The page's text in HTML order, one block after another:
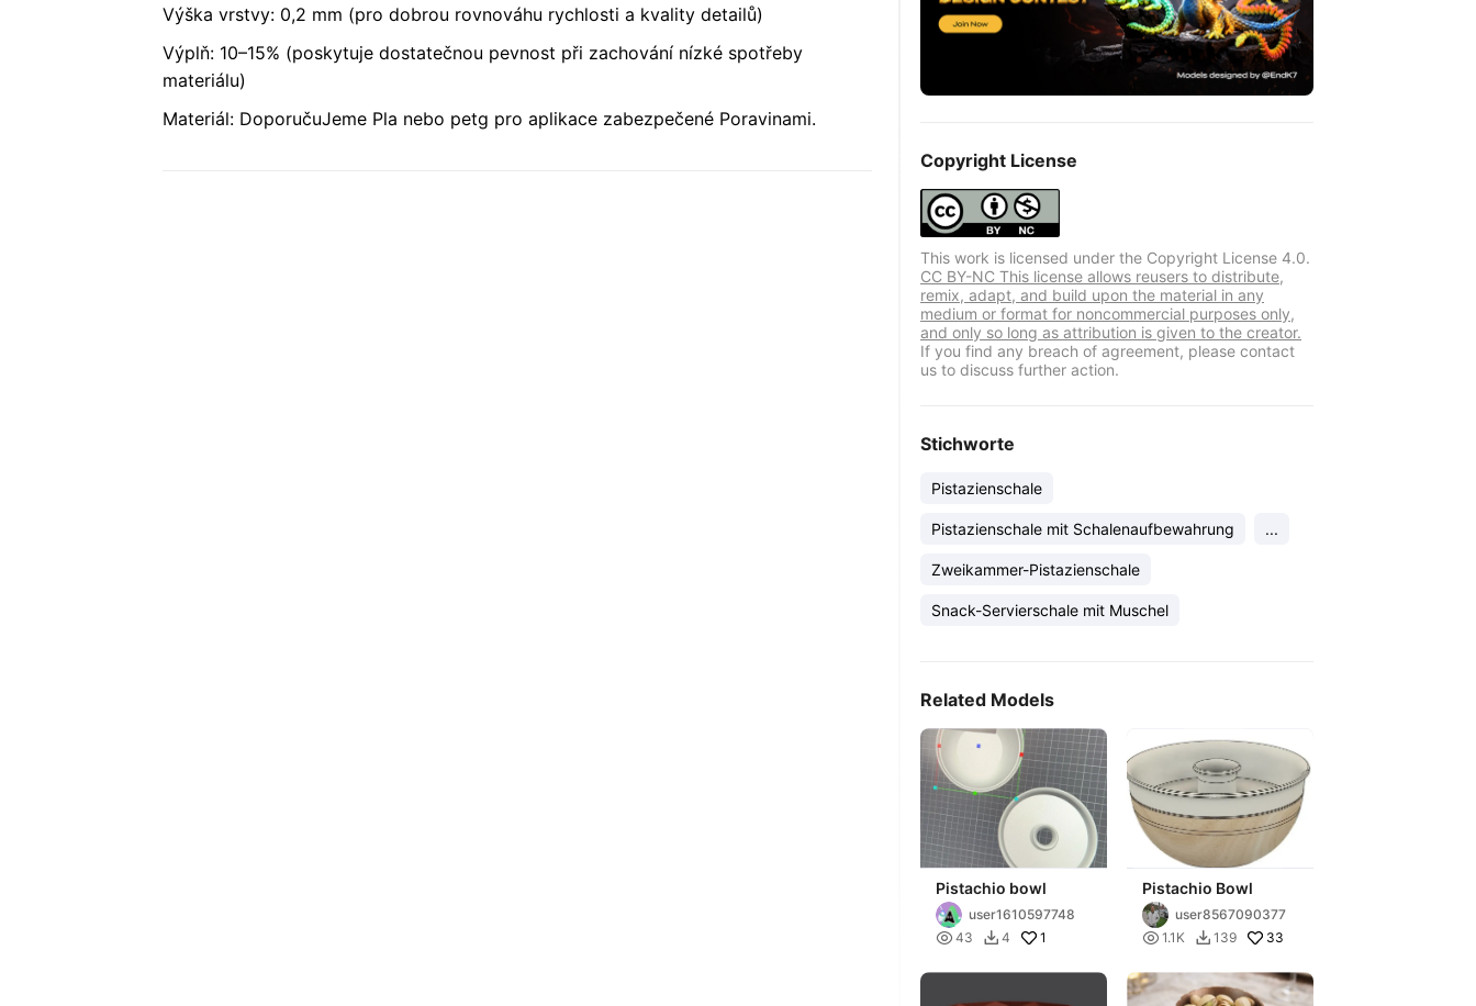
Výška vrstvy: 0,2 mm (pro dobrou rovnováhu rychlosti a kvality detailů)
Výplň: 10–15% (poskytuje dostatečnou pevnost při zachování nízké spotřeby
materiálu)
Materiál: DoporučuJeme Pla nebo petg pro aplikace zabezpečené Poravinami.
Copyright License
This work is licensed under the Copyright License 4.0.
CC BY-NC This license allows reusers to distribute,
remix, adapt, and build upon the material in any
medium or format for noncommercial purposes only,
and only so long as attribution is given to the creator.
If you find any breach of agreement, please contact
us to discuss further action.
Stichworte
Pistazienschale
Pistazienschale mit Schalenaufbewahrung ...
Zweikammer-Pistazienschale
Snack-Servierschale mit Muschel
Related Models
Pistachio bowl
user1610597748
 43  4 1
Pistachio Bowl
user8567090377
 1.1K  139 33